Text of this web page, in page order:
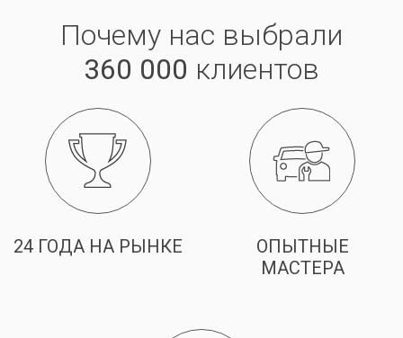
Почему нас выбрали
360 000 клиентов
24 ГОДА НА РЫНКЕ
ОПЫТНЫЕ
МАСТЕРА